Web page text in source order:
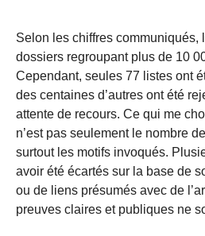
Selon les chiffres communiqués,
dossiers regroupant plus de 10
Cependant, seules 77 listes ont
des centaines d’autres ont été
attente de recours. Ce qui me
n’est pas seulement le nombre
surtout les motifs invoqués.
avoir été écartés sur la base de
ou de liens présumés avec de
preuves claires et publiques ne